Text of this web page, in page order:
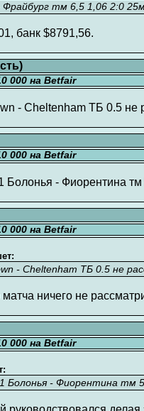
тм 6,5 1,06 2:0
банк $8791,56.
000 на Betfair
- Cheltenham ТБ 0.5 не
000 на Betfair
Болонья - Фиорентина
000 на Betfair
- Cheltenham ТБ 0.5 не
ничего не
000 на Betfair
Болонья - Фиорентина тм